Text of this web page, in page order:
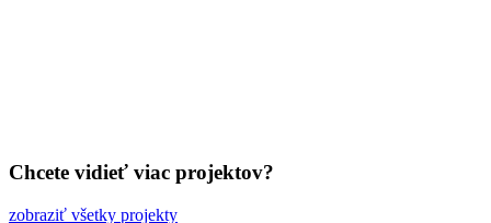
Chcete vidieť viac projektov?
zobraziť všetky projekty